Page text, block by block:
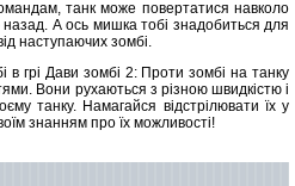
танк може повертатися навколо
назад. А ось мишка тобі знадобиться для
наступаючих зомбі.
в грі Дави зомбі 2: Проти зомбі на танку
Вони рухаються з різною швидкістю і
танку. Намагайся відстрілювати їх у
знанням про їх можливості!